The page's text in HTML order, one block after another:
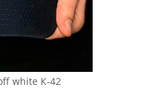
white К-42